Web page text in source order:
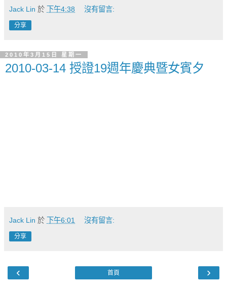
Jack Lin 於 下午4:38 沒有留言:
分享
2010年3月15日 星期一
2010-03-14 授證19週年慶典暨女賓夕
Jack Lin 於 下午6:01 沒有留言:
分享
‹ ›
首頁